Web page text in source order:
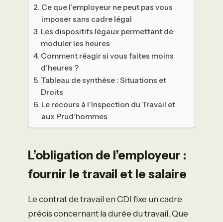
Ce que l’employeur ne peut pas vous
imposer sans cadre légal
Les dispositifs légaux permettant de
moduler les heures
Comment réagir si vous faites moins
d’heures ?
Tableau de synthèse : Situations et
Droits
Le recours à l’Inspection du Travail et
aux Prud’hommes
L’obligation de l’employeur :
fournir le travail et le salaire
Le contrat de travail en CDI fixe un cadre
précis concernant la durée du travail. Que